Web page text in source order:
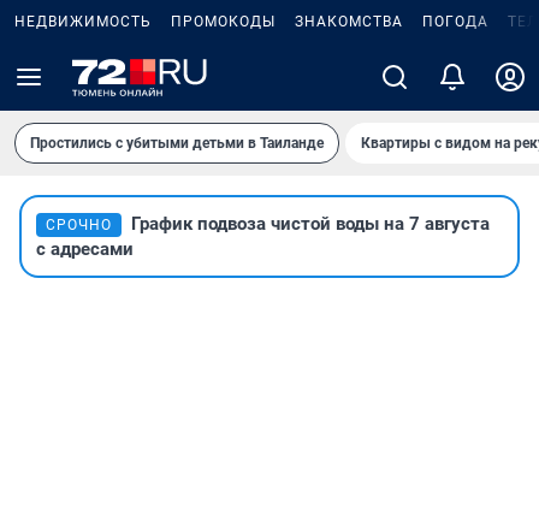
НЕДВИЖИМОСТЬ ПРОМОКОДЫ ЗНАКОМСТВА ПОГОДА
Простились с убитыми детьми в Таиланде Квартиры с видом на
СРОЧНО
График подвоза чистой воды на 7 августа
с адресами